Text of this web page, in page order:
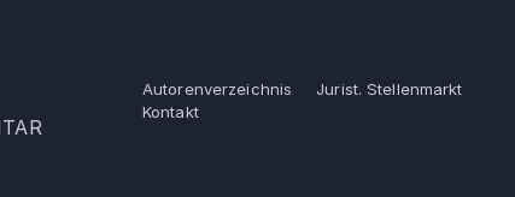
Autorenverzeichnis
Jurist. Stellenmarkt
Kontakt